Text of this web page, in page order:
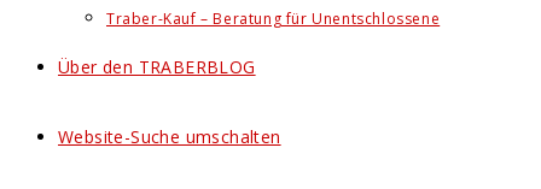
Traber-Kauf – Beratung für Unentschlossene
Über den TRABERBLOG
Website-Suche umschalten